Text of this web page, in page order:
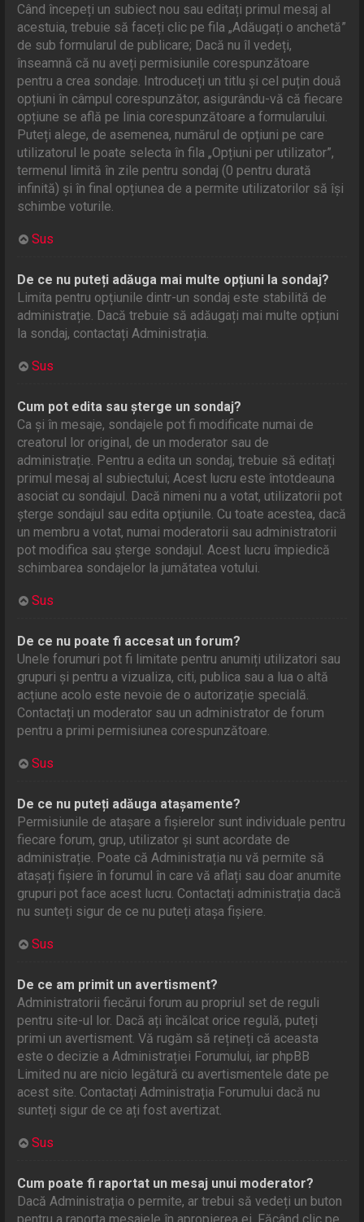
Când începeți un subiect nou sau editați primul mesaj al
acestuia, trebuie să faceți clic pe fila „Adăugați o anchetă”
de sub formularul de publicare; Dacă nu îl vedeți,
înseamnă că nu aveți permisiunile corespunzătoare
pentru a crea sondaje. Introduceți un titlu și cel puțin două
opțiuni în câmpul corespunzător, asigurându-vă că fiecare
opțiune se află pe linia corespunzătoare a formularului.
Puteți alege, de asemenea, numărul de opțiuni pe care
utilizatorul le poate selecta în fila „Opțiuni per utilizator”,
termenul limită în zile pentru sondaj (0 pentru durată
infinită) și în final opțiunea de a permite utilizatorilor să își
schimbe voturile.
Sus
De ce nu puteți adăuga mai multe opțiuni la sondaj?
Limita pentru opțiunile dintr-un sondaj este stabilită de
administrație. Dacă trebuie să adăugați mai multe opțiuni
la sondaj, contactați Administrația.
Sus
Cum pot edita sau șterge un sondaj?
Ca și în mesaje, sondajele pot fi modificate numai de
creatorul lor original, de un moderator sau de
administrație. Pentru a edita un sondaj, trebuie să editați
primul mesaj al subiectului; Acest lucru este întotdeauna
asociat cu sondajul. Dacă nimeni nu a votat, utilizatorii pot
șterge sondajul sau edita opțiunile. Cu toate acestea, dacă
un membru a votat, numai moderatorii sau administratorii
pot modifica sau șterge sondajul. Acest lucru împiedică
schimbarea sondajelor la jumătatea votului.
Sus
De ce nu poate fi accesat un forum?
Unele forumuri pot fi limitate pentru anumiți utilizatori sau
grupuri și pentru a vizualiza, citi, publica sau a lua o altă
acțiune acolo este nevoie de o autorizație specială.
Contactați un moderator sau un administrator de forum
pentru a primi permisiunea corespunzătoare.
Sus
De ce nu puteți adăuga atașamente?
Permisiunile de atașare a fișierelor sunt individuale pentru
fiecare forum, grup, utilizator și sunt acordate de
administrație. Poate că Administrația nu vă permite să
atașați fișiere în forumul în care vă aflați sau doar anumite
grupuri pot face acest lucru. Contactați administrația dacă
nu sunteți sigur de ce nu puteți atașa fișiere.
Sus
De ce am primit un avertisment?
Administratorii fiecărui forum au propriul set de reguli
pentru site-ul lor. Dacă ați încălcat orice regulă, puteți
primi un avertisment. Vă rugăm să rețineți că aceasta
este o decizie a Administrației Forumului, iar phpBB
Limited nu are nicio legătură cu avertismentele date pe
acest site. Contactați Administrația Forumului dacă nu
sunteți sigur de ce ați fost avertizat.
Sus
Cum poate fi raportat un mesaj unui moderator?
Dacă Administrația o permite, ar trebui să vedeți un buton